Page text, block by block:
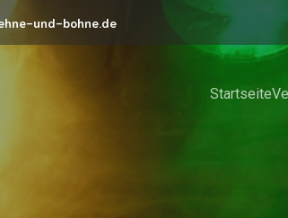
und-bohne.de
Startseite